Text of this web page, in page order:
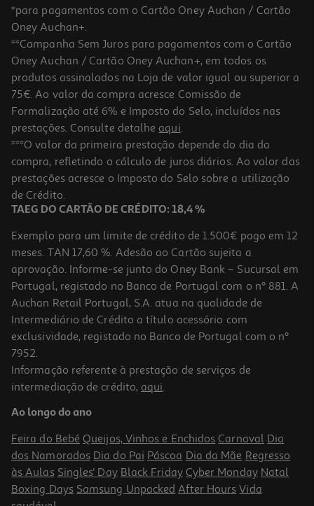
-10%
Livro O Grande Livro Dos Rabos De Eva Manzano
12.92 €/un
14,35 € PVP de editor
12,92 €
-10%
Livro O Meu Primeiro Livro De Futebol
11.97 €/un
PVP de editor
11,97 €
*para pagamentos com o Cartão Oney Auchan / Cartão
Oney Auchan+.
**Campanha Sem Juros para pagamentos com o Cartão
Oney Auchan / Cartão Oney Auchan+, em todos os
produtos assinalados na Loja de valor igual ou superior a
75€. Ao valor da compra acresce Comissão de
Formalização até 6% e Imposto do Selo, incluídos nas
prestações. Consulte detalhe aqui.
***O valor da primeira prestação depende do dia da
compra, refletindo o cálculo de juros diários. Ao valor das
prestações acresce o Imposto do Selo sobre a utilização
de Crédito.
TAEG DO CARTÃO DE CRÉDITO: 18,4 %
Exemplo para um limite de crédito de 1.500€ pago em 12
meses. TAN 17,60 %. Adesão ao Cartão sujeita a
aprovação. Informe-se junto do Oney Bank – Sucursal em
Portugal, registado no Banco de Portugal com o nº 881. A
Auchan Retail Portugal, S.A. atua na qualidade de
Intermediário de Crédito a título acessório com
exclusividade, registado no Banco de Portugal com o nº
7952.
Informação referente à prestação de serviços de
intermediação de crédito, aqui.
Ao longo do ano
Feira do Bebé Queijos, Vinhos e Enchidos Carnaval Dia
dos Namorados Dia do Pai Páscoa Dia da Mãe Regresso
às Aulas Singles' Day Black Friday Cyber Monday Natal
Boxing Days Samsung Unpacked After Hours Vida